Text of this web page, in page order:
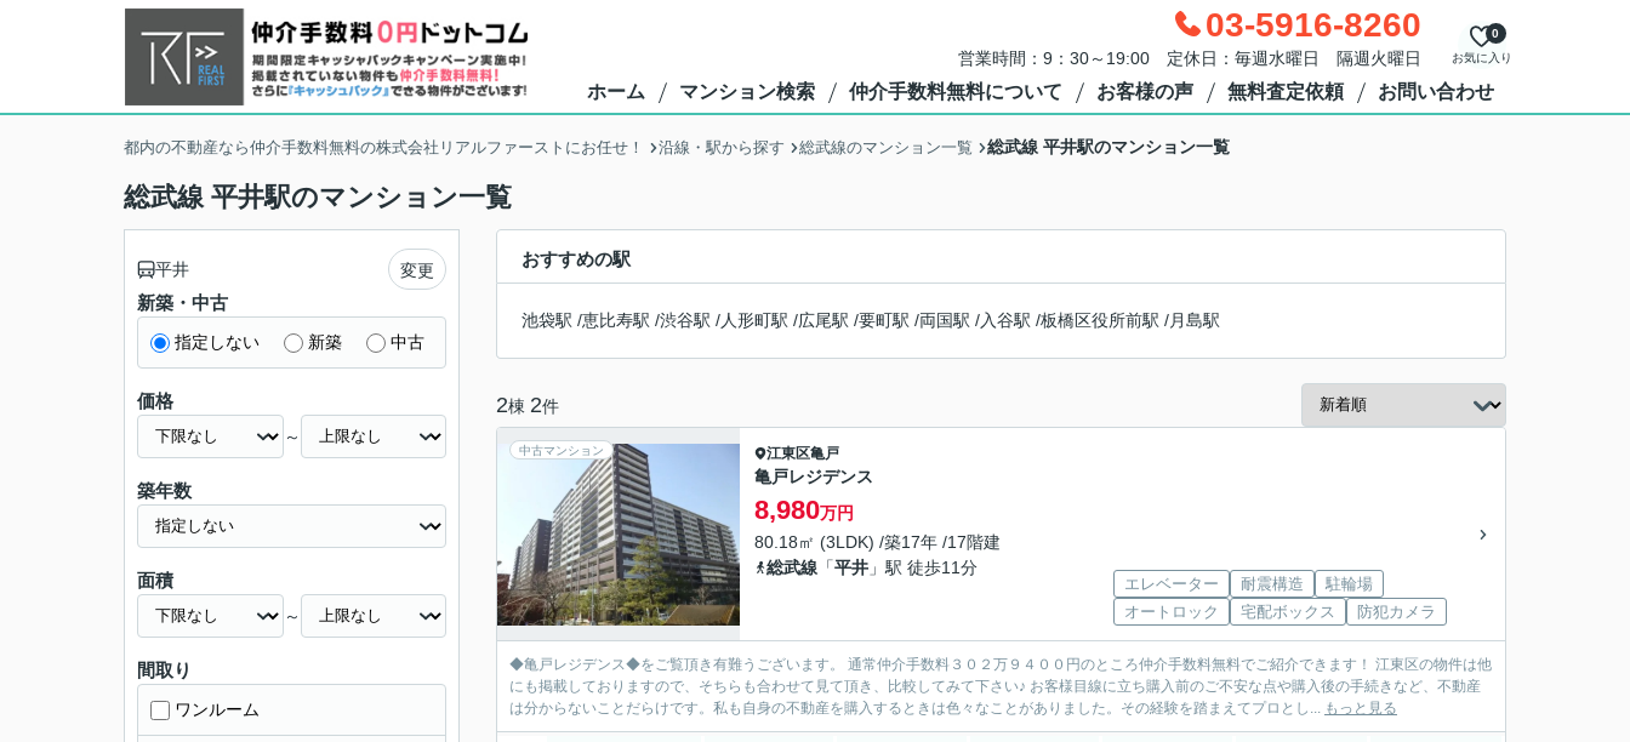
03-5916-8260
営業時間：9：30～19:00 定休日：毎週水曜日 隔週火曜日 お気に入り
0
ホーム マンション検索 仲介手数料無料について お客様の声 無料査定依頼 お問い合わせ
都内の不動産なら仲介手数料無料の株式会社リアルファーストにお任せ！ 沿線・駅から探す 総武線のマンション一覧 総武線 平井駅のマンション一覧
総武線 平井駅のマンション一覧
おすすめの駅
池袋駅 /恵比寿駅 /渋谷駅 /人形町駅 /広尾駅 /要町駅 /両国駅 /入谷駅 /板橋区役所前駅 /月島駅
2棟 2件
中古マンション 江東区亀戸
亀戸レジデンス
8,980万円
80.18㎡ (3LDK) /築17年 /17階建
総武線 「平井 」駅 徒歩11分
エレベーター 耐震構造
駐輪場
オートロック
宅配ボックス 防犯カメラ
◆亀戸レジデンス◆をご覧頂き有難うございます。 通常仲介手数料３０２万９４００円のところ仲介手数料無料でご紹介できます！ 江東区の物件は他
にも掲載しておりますので、そちらも合わせて見て頂き、比較してみて下さい♪ お客様目線に立ち購入前のご不安な点や購入後の手続きなど、不動産
は分からないことだらけです。私も自身の不動産を購入するときは色々なことがありました。その経験を踏まえてプロとし... もっと見る
平井 変更
新築・中古
指定しない 新築 中古
価格
～
築年数
面積
～
間取り
ワンルーム